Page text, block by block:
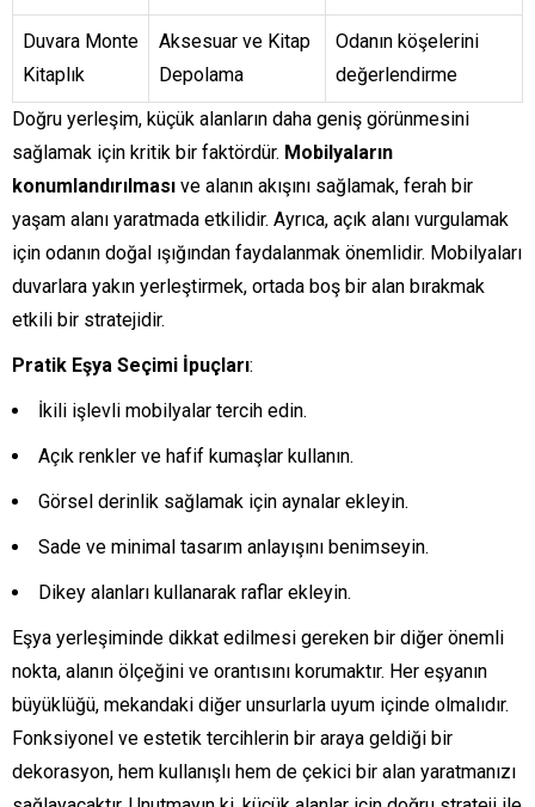
Duvara Monte
Kitaplık
Aksesuar ve Kitap
Depolama
Odanın köşelerini
değerlendirme
Doğru yerleşim, küçük alanların daha geniş görünmesini
sağlamak için kritik bir faktördür. Mobilyaların
konumlandırılması ve alanın akışını sağlamak, ferah bir
yaşam alanı yaratmada etkilidir. Ayrıca, açık alanı vurgulamak
için odanın doğal ışığından faydalanmak önemlidir. Mobilyaları
duvarlara yakın yerleştirmek, ortada boş bir alan bırakmak
etkili bir stratejidir.
Pratik Eşya Seçimi İpuçları:
İkili işlevli mobilyalar tercih edin.
Açık renkler ve hafif kumaşlar kullanın.
Görsel derinlik sağlamak için aynalar ekleyin.
Sade ve minimal tasarım anlayışını benimseyin.
Dikey alanları kullanarak raflar ekleyin.
Eşya yerleşiminde dikkat edilmesi gereken bir diğer önemli
nokta, alanın ölçeğini ve orantısını korumaktır. Her eşyanın
büyüklüğü, mekandaki diğer unsurlarla uyum içinde olmalıdır.
Fonksiyonel ve estetik tercihlerin bir araya geldiği bir
dekorasyon, hem kullanışlı hem de çekici bir alan yaratmanızı